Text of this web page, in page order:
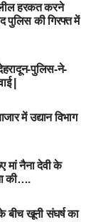
हरकत करने
पुलिस की गिरफ्त में
पुलिस-ने-
|
में उद्यान विभाग
मां नैना देवी के
की….
बीच खूनी संघर्ष का